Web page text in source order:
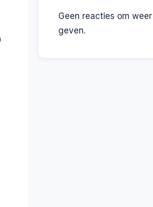
Geen reacties om
geven.